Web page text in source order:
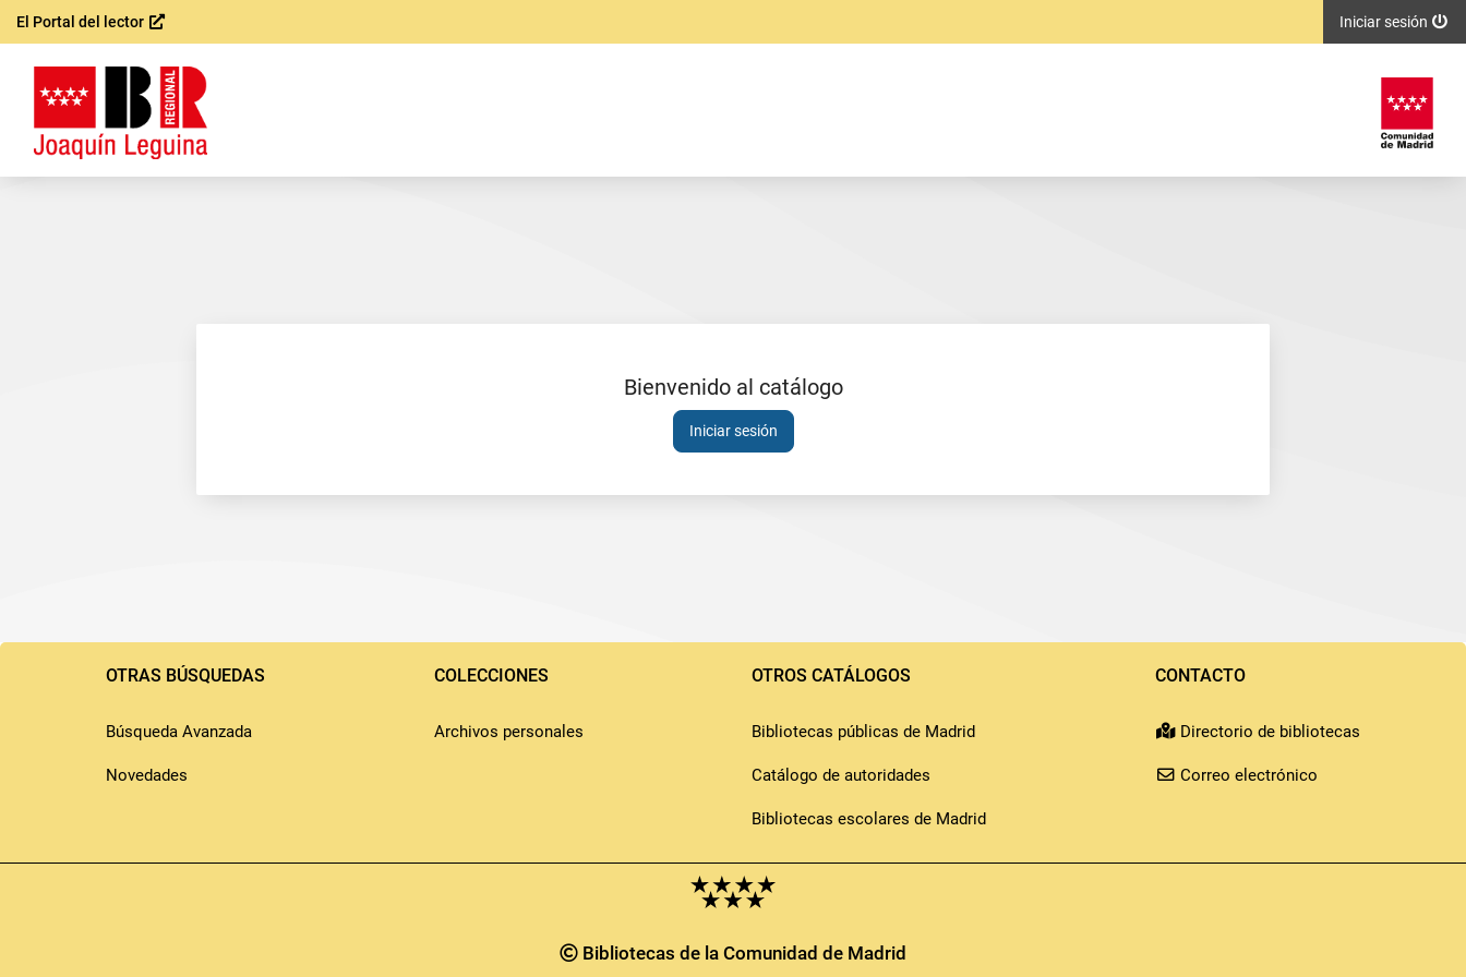
Saltar al
principal
El Portal del lector Iniciar sesión
Sesión
expirada
Bienvenido al catálogo
Iniciar sesión
Pié
OTRAS BÚSQUEDAS
Búsqueda Avanzada
Novedades
COLECCIONES
Archivos personales
OTROS CATÁLOGOS
Bibliotecas públicas de Madrid
Catálogo de autoridades
Bibliotecas escolares de Madrid
CONTACTO
Directorio de bibliotecas
Correo electrónico
Bibliotecas de la Comunidad de Madrid